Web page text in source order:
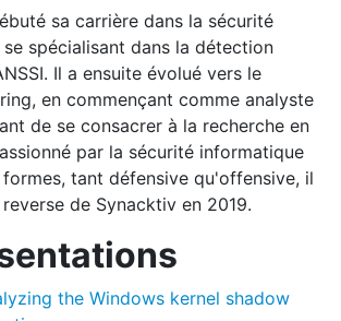
sa carrière dans la sécurité
spécialisant dans la détection
Il a ensuite évolué vers le
en commençant comme analyste
de se consacrer à la recherche en
par la sécurité informatique
tant défensive qu'offensive, il
de Synacktiv en 2019.
the Windows kernel shadow